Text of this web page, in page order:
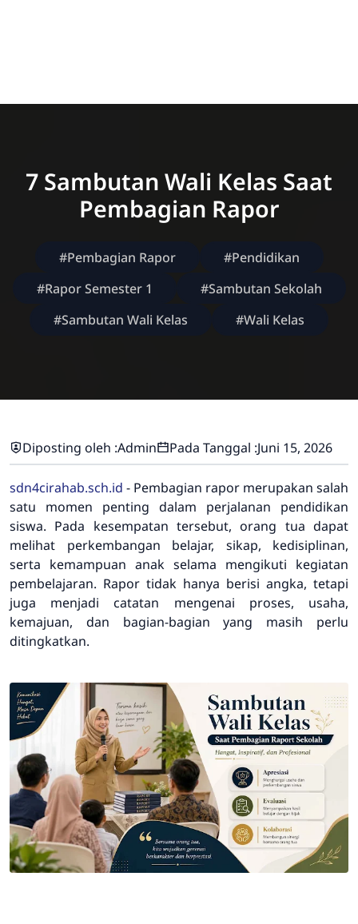
7 Sambutan Wali Kelas Saat
Pembagian Rapor
#Pembagian Rapor
#Pendidikan
#Rapor Semester 1
#Sambutan Sekolah
#Sambutan Wali Kelas
#Wali Kelas
Diposting oleh :Admin Pada Tanggal :Juni 15, 2026
sdn4cirahab.sch.id - Pembagian rapor merupakan salah
satu momen penting dalam perjalanan pendidikan
siswa. Pada kesempatan tersebut, orang tua dapat
melihat perkembangan belajar, sikap, kedisiplinan,
serta kemampuan anak selama mengikuti kegiatan
pembelajaran. Rapor tidak hanya berisi angka, tetapi
juga menjadi catatan mengenai proses, usaha,
kemajuan, dan bagian-bagian yang masih perlu
ditingkatkan.